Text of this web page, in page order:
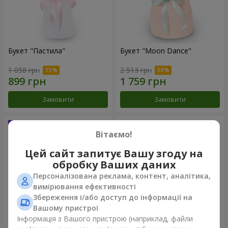
Букет "Пастила"
1 058 грн
Замовити
Букет "Moon Dance"
2 513 грн
Замовити
Вітаємо!
Цей сайт запитує Вашу згоду на
обробку Ваших даних
Персоналізована реклама, контент, аналітика,
вимірювання ефективності
Збереження і/або доступ до інформації на
Вашому пристрої
Інформація з Вашого пристрою (наприклад, файли